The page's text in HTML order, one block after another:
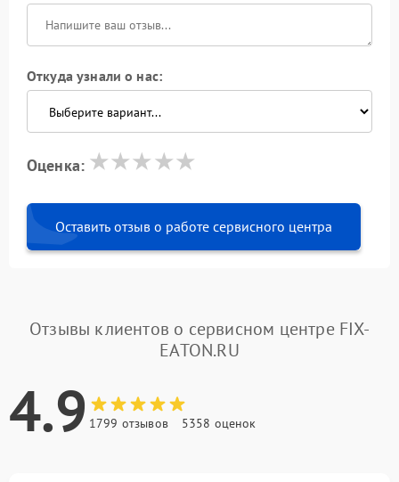
Откуда узнали о нас:
Оценка:
Оставить отзыв о работе сервисного центра
Отзывы клиентов о сервисном центре FIX-
EATON.RU
4.9 1799 отзывов 5358 оценок